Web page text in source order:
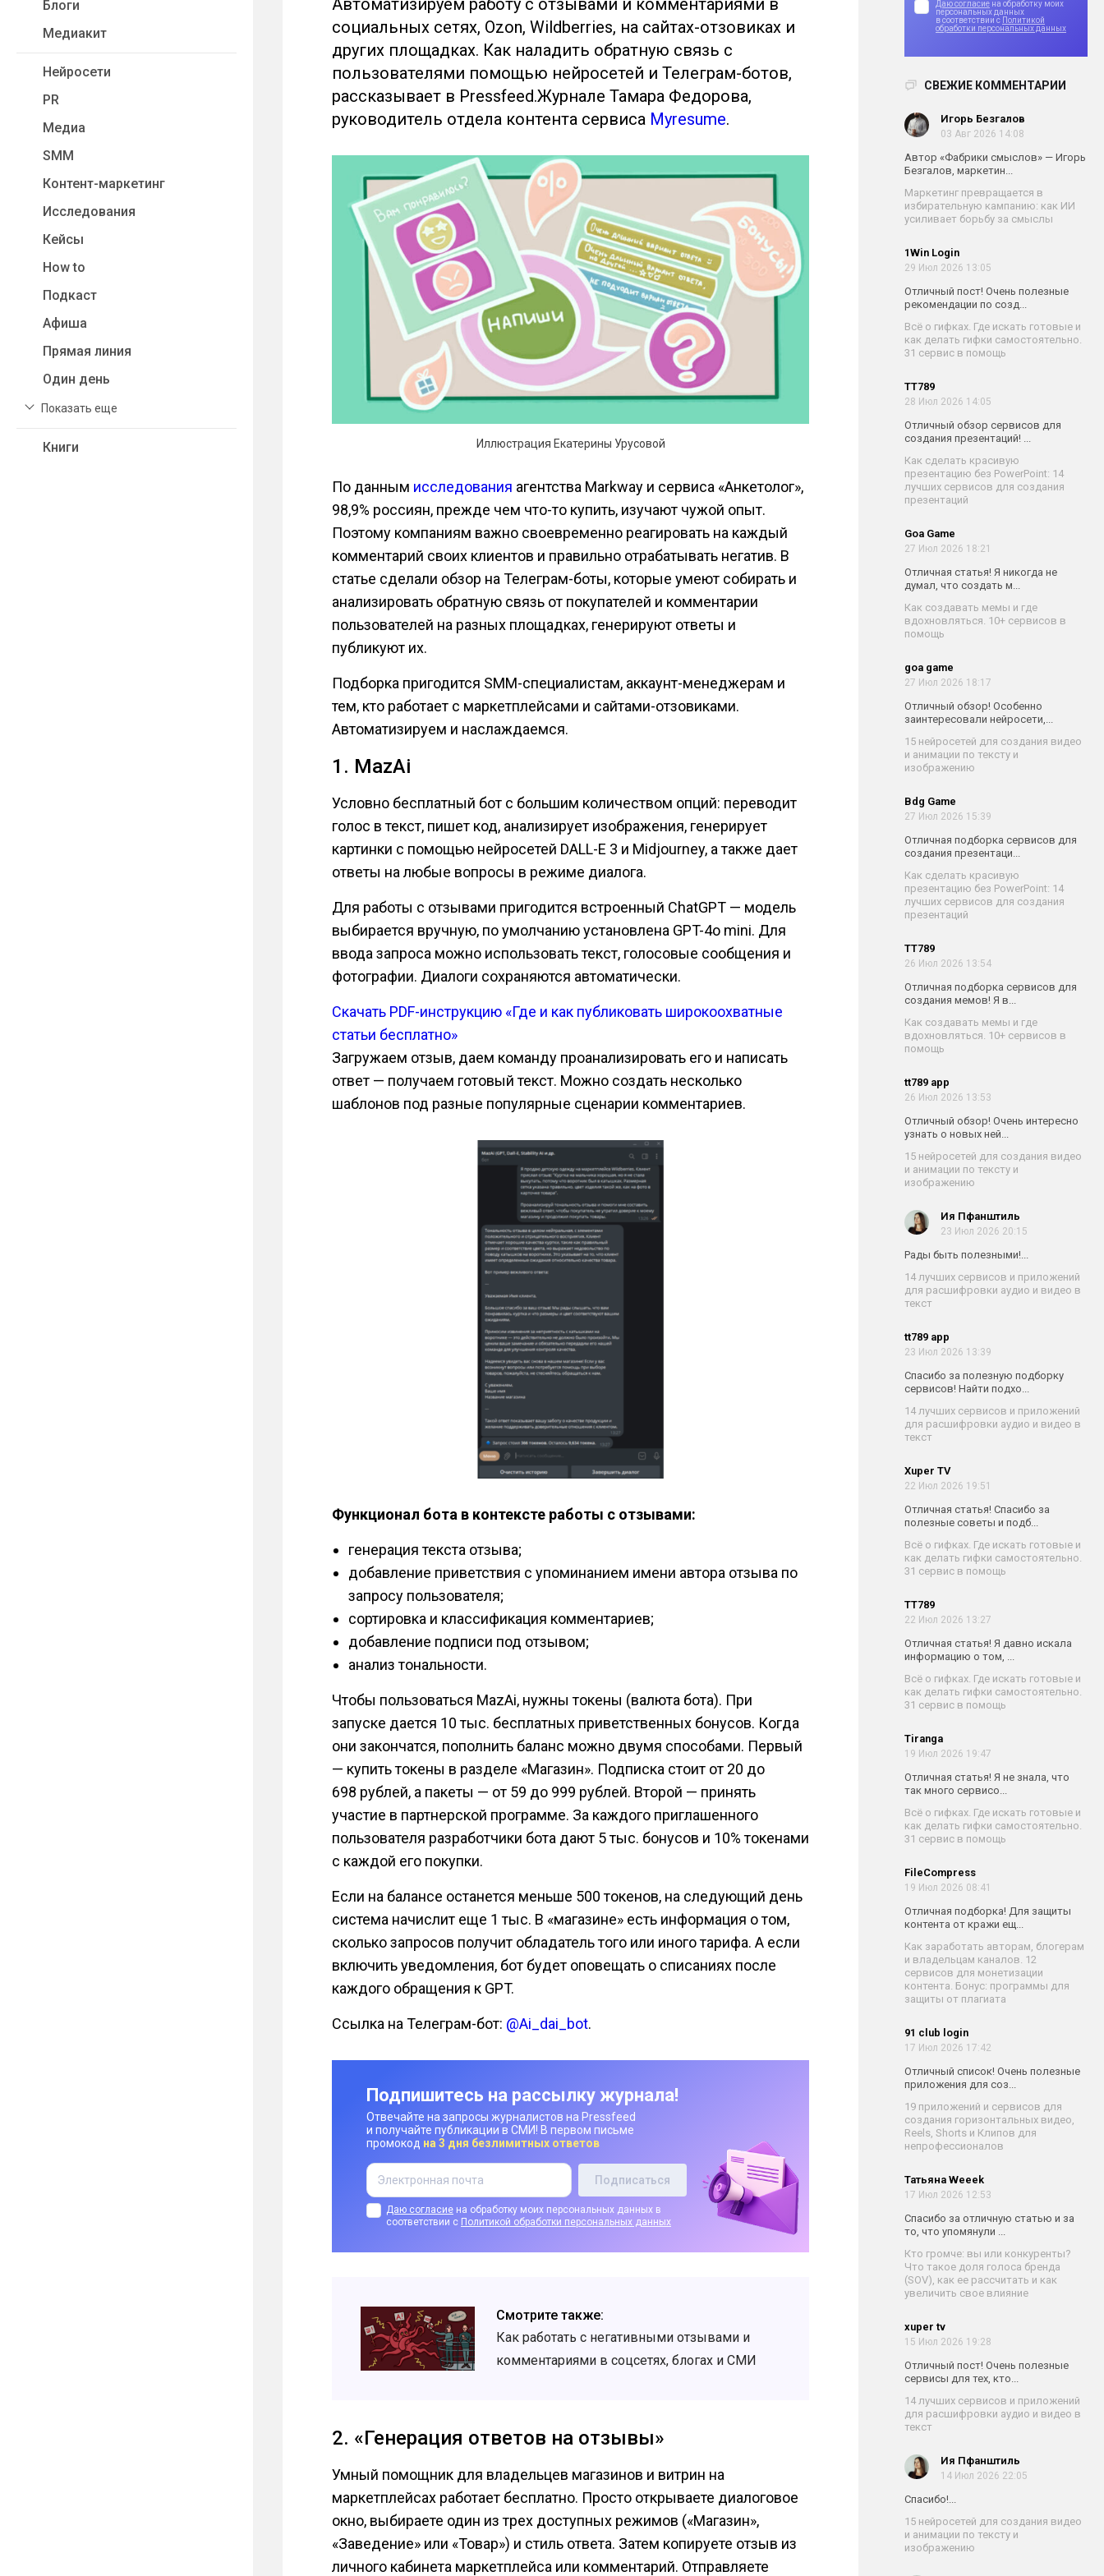
Блоги
Медиакит
Нейросети
PR
Медиа
SMM
Контент-маркетинг
Исследования
Кейсы
How to
Подкаст
Афиша
Прямая линия
Один день
Показать еще
Книги
Даю согласие на обработку моих
персональных данных
в соответствии с Политикой
обработки персональных данных
СВЕЖИЕ КОММЕНТАРИИ
Игорь Безгалов
03 Авг 2026 14:08
Автор «Фабрики смыслов» — Игорь
Безгалов, маркетин...
Маркетинг превращается в
избирательную кампанию: как ИИ
усиливает борьбу за смыслы
1Win Login
29 Июл 2026 13:05
Отличный пост! Очень полезные
рекомендации по созд...
Всё о гифках. Где искать готовые и
как делать гифки самостоятельно.
31 сервис в помощь
TT789
28 Июл 2026 14:05
Отличный обзор сервисов для
создания презентаций! ...
Как сделать красивую
презентацию без PowerPoint: 14
лучших сервисов для создания
презентаций
Goa Game
27 Июл 2026 18:21
Отличная статья! Я никогда не
думал, что создать м...
Как создавать мемы и где
вдохновляться. 10+ сервисов в
помощь
goa game
27 Июл 2026 18:17
Отличный обзор! Особенно
заинтересовали нейросети,...
15 нейросетей для создания видео
и анимации по тексту и
изображению
Bdg Game
27 Июл 2026 15:39
Отличная подборка сервисов для
создания презентаци...
Как сделать красивую
презентацию без PowerPoint: 14
лучших сервисов для создания
презентаций
TT789
26 Июл 2026 13:54
Отличная подборка сервисов для
создания мемов! Я в...
Как создавать мемы и где
вдохновляться. 10+ сервисов в
помощь
tt789 app
26 Июл 2026 13:53
Отличный обзор! Очень интересно
узнать о новых ней...
15 нейросетей для создания видео
и анимации по тексту и
изображению
Ия Пфанштиль
23 Июл 2026 20:15
Рады быть полезными!...
14 лучших сервисов и приложений
для расшифровки аудио и видео в
текст
tt789 app
23 Июл 2026 13:39
Спасибо за полезную подборку
сервисов! Найти подхо...
14 лучших сервисов и приложений
для расшифровки аудио и видео в
текст
Xuper TV
22 Июл 2026 19:51
Отличная статья! Спасибо за
полезные советы и подб...
Всё о гифках. Где искать готовые и
как делать гифки самостоятельно.
31 сервис в помощь
TT789
22 Июл 2026 13:27
Отличная статья! Я давно искала
информацию о том, ...
Всё о гифках. Где искать готовые и
как делать гифки самостоятельно.
31 сервис в помощь
Tiranga
19 Июл 2026 19:47
Отличная статья! Я не знала, что
так много сервисо...
Всё о гифках. Где искать готовые и
как делать гифки самостоятельно.
31 сервис в помощь
FileCompress
19 Июл 2026 08:41
Отличная подборка! Для защиты
контента от кражи ещ...
Как заработать авторам, блогерам
и владельцам каналов. 12
сервисов для монетизации
контента. Бонус: программы для
защиты от плагиата
91 club login
17 Июл 2026 17:42
Отличный список! Очень полезные
приложения для соз...
19 приложений и сервисов для
создания горизонтальных видео,
Reels, Shorts и Клипов для
непрофессионалов
Татьяна Weeek
17 Июл 2026 12:53
Спасибо за отличную статью и за
то, что упомянули ...
Кто громче: вы или конкуренты?
Что такое доля голоса бренда
(SOV), как ее рассчитать и как
увеличить свое влияние
xuper tv
15 Июл 2026 19:28
Отличный пост! Очень полезные
сервисы для тех, кто...
14 лучших сервисов и приложений
для расшифровки аудио и видео в
текст
Ия Пфанштиль
14 Июл 2026 22:05
Спасибо!...
15 нейросетей для создания видео
и анимации по тексту и
изображению
Автоматизируем работу с отзывами и комментариями в
социальных сетях, Ozon, Wildberries, на сайтах-отзовиках и
других площадках. Как наладить обратную связь с
пользователями помощью нейросетей и Телеграм-ботов,
рассказывает в Pressfeed.Журнале Тамара Федорова,
руководитель отдела контента сервиса Myresume.
Иллюстрация Екатерины Урусовой
По данным исследования агентства Markway и сервиса «Анкетолог»,
98,9% россиян, прежде чем что-то купить, изучают чужой опыт.
Поэтому компаниям важно своевременно реагировать на каждый
комментарий своих клиентов и правильно отрабатывать негатив. В
статье сделали обзор на Телеграм-боты, которые умеют собирать и
анализировать обратную связь от покупателей и комментарии
пользователей на разных площадках, генерируют ответы и
публикуют их.
Подборка пригодится SMM-специалистам, аккаунт-менеджерам и
тем, кто работает с маркетплейсами и сайтами-отзовиками.
Автоматизируем и наслаждаемся.
1. MazAi
Условно бесплатный бот с большим количеством опций: переводит
голос в текст, пишет код, анализирует изображения, генерирует
картинки с помощью нейросетей DALL-E 3 и Midjourney, а также дает
ответы на любые вопросы в режиме диалога.
Для работы с отзывами пригодится встроенный ChatGPT — модель
выбирается вручную, по умолчанию установлена GPT-4o mini. Для
ввода запроса можно использовать текст, голосовые сообщения и
фотографии. Диалоги сохраняются автоматически.
Скачать PDF-инструкцию «Где и как публиковать широкоохватные
статьи бесплатно»
Загружаем отзыв, даем команду проанализировать его и написать
ответ — получаем готовый текст. Можно создать несколько
шаблонов под разные популярные сценарии комментариев.
Функционал бота в контексте работы с отзывами:
генерация текста отзыва;
добавление приветствия с упоминанием имени автора отзыва по
запросу пользователя;
сортировка и классификация комментариев;
добавление подписи под отзывом;
анализ тональности.
Чтобы пользоваться MazAi, нужны токены (валюта бота). При
запуске дается 10 тыс. бесплатных приветственных бонусов. Когда
они закончатся, пополнить баланс можно двумя способами. Первый
— купить токены в разделе «Магазин». Подписка стоит от 20 до
698 рублей, а пакеты — от 59 до 999 рублей. Второй — принять
участие в партнерской программе. За каждого приглашенного
пользователя разработчики бота дают 5 тыс. бонусов и 10% токенами
с каждой его покупки.
Если на балансе останется меньше 500 токенов, на следующий день
система начислит еще 1 тыс. В «магазине» есть информация о том,
сколько запросов получит обладатель того или иного тарифа. А если
включить уведомления, бот будет оповещать о списаниях после
каждого обращения к GPT.
Ссылка на Телеграм-бот: @Ai_dai_bot.
Подпишитесь на рассылку журнала!
Отвечайте на запросы журналистов на Pressfeed
и получайте публикации в СМИ! В первом письме
промокод на 3 дня безлимитных ответов
Даю согласие на обработку моих персональных данных в
соответствии с Политикой обработки персональных данных
Смотрите также:
Как работать с негативными отзывами и
комментариями в соцсетях, блогах и СМИ
2. «Генерация ответов на отзывы»
Умный помощник для владельцев магазинов и витрин на
маркетплейсах работает бесплатно. Просто открываете диалоговое
окно, выбираете один из трех доступных режимов («Магазин»,
«Заведение» или «Товар») и стиль ответа. Затем копируете отзыв из
личного кабинета маркетплейса или комментарий. Отправляете